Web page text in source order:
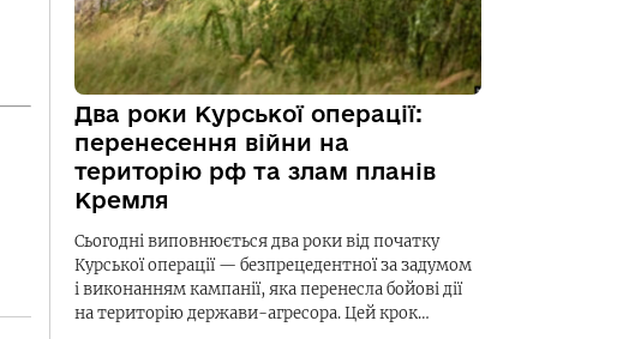
Два роки Курської операції:
перенесення війни на
територію рф та злам планів
Кремля
Сьогодні виповнюється два роки від початку
Курської операції — безпрецедентної за задумом
і виконанням кампанії, яка перенесла бойові дії
на територію держави-агресора. Цей крок…